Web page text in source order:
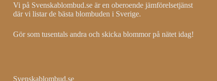
Vi på Svenskablombud.se är en oberoende jämförelsetjänst
där vi listar de bästa blombuden i Sverige.
Gör som tusentals andra och skicka blommor på nätet idag!
Svenskablombud.se